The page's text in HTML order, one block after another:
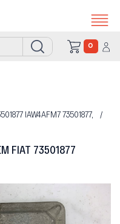
0
IAW4AFM7 73501877,
FIAT 73501877